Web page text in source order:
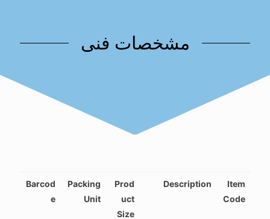
مشخصات فنی
Item
Code
Description
Prod
uct
Size
Packing
Unit
Barcod
e